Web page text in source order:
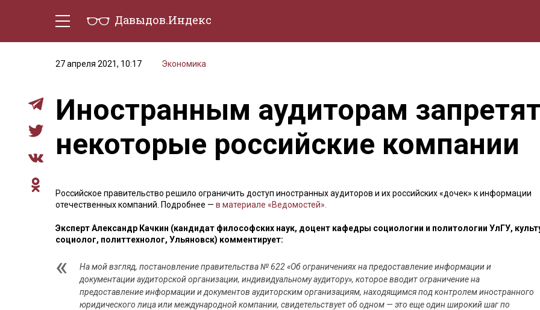
Давыдов.Индекс
27 апреля 2021, 10:17
Экономика
Иностранным аудиторам
некоторые российские компании
Российское правительство решило ограничить доступ иностранных аудиторов и их российских «дочек» к информации
отечественных компаний. Подробнее — в материале «Ведомостей».
Эксперт Александр Качкин (кандидат философских наук, доцент кафедры социологии и политологии УлГУ,
социолог, политтехнолог, Ульяновск) комментирует:
На мой взгляд, постановление правительства № 622 «Об ограничениях на предоставление информации и
документации аудиторской организации, индивидуальному аудитору», которое вводит ограничение на
предоставление информации и документов аудиторским организациям, находящимся под контролем иностранного
юридического лица или международной компании, свидетельствует об одном — это еще один широкий шаг по